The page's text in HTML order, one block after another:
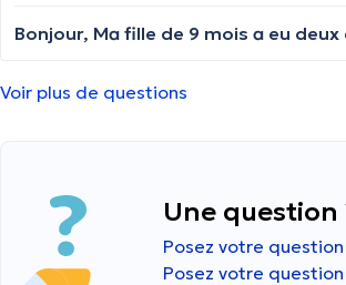
Voir plus de questions
Une
Posez votre
Posez votre